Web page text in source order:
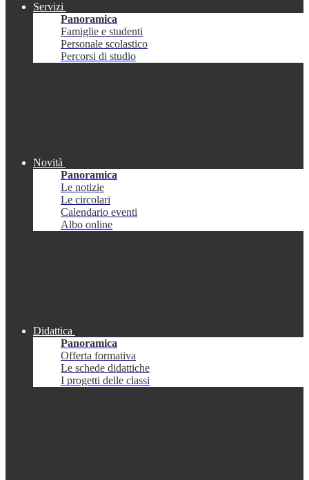
Servizi
Panoramica
Famiglie e studenti
Personale scolastico
Percorsi di studio
Novità
Panoramica
Le notizie
Le circolari
Calendario eventi
Albo online
Didattica
Panoramica
Offerta formativa
Le schede didattiche
I progetti delle classi